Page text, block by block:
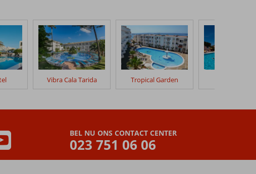
Vibra Cala Tarida Tropical Garden
BEL NU ONS CONTACT CENTER
023 751 06 06